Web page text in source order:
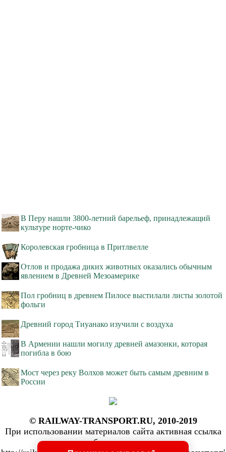
В Перу нашли 3800-летний барельеф, принадлежащий
культуре норте-чико
Королевская гробница в Притлвелле
Отлов и продажа диких животных оказались обычным
явлением в Древней Мезоамерике
Пол гробниц в древнем Пилосе выстилали листы золотой
фольги
Древний город Тиуанако изучили с воздуха
В Армении нашли могилу древней амазонки, которая
погибла в бою
Мост через реку Волхов может быть самым древним в
России
© RAILWAY-TRANSPORT.RU, 2010-2019
При использовании материалов сайта активная ссылка
обязательна: